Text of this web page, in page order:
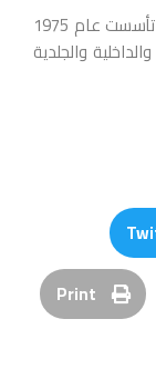
يذكر أن الهيئة العامة لمشفى حماة الوطني تأسست عام 1975
والداخلية والجلدية
Print